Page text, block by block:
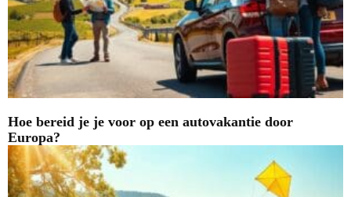
Hoe bereid je je voor op een autovakantie door
Europa?